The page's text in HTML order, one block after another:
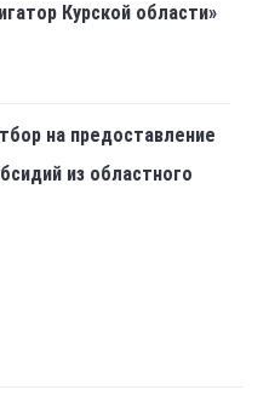
Курской области»
на предоставление
из областного